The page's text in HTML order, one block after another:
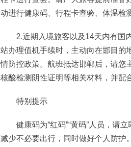
动进行健康码、行程卡查验、体温检
2.近期入境旅客以及14天内有国
站办理值机手续时，主动向在邯目的
情防控政策。航班抵达邯郸后，请您
核酸检测阴性证明等相关材料，并配
特别提示
健康码为“红码”“黄码”人员，请立
减少不必要出行，同时做好个人防护